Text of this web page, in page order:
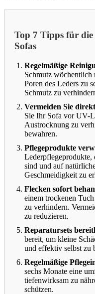
Top 7 Tipps für
Sofas
Regelmäßige
Schmutz
Poren des Leders zu
Schmutz zu
Vermeiden Sie
Sie Ihr Sofa vor UV-
Austrocknung zu
bewahren.
Pflegeprodukte
Lederpflegeprodukte,
sind und auf
Geschmeidigkeit zu
Flecken sofort
einem trockenen
zu verhindern.
zu reduzieren.
Reparatursets
bereit, um kleine
und effektiv selbst zu
Regelmäßige
sechs Monate eine
tiefenwirksam zu
schützen.